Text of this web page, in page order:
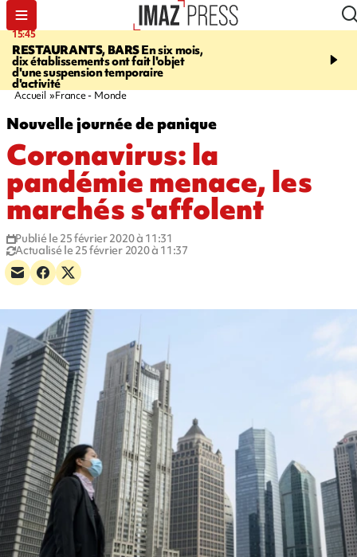
15:45
RESTAURANTS, BARSEn six mois,
dix établissements ont fait l'objet
d'une suspension temporaire
d'activité
17:17
Angeles, un homme vit
Accueil France - Monde
Nouvelle journée de panique
Coronavirus: la
pandémie menace, les
marchés s'affolent
Publié le 25 février 2020 à 11:31
Actualisé le 25 février 2020 à 11:37